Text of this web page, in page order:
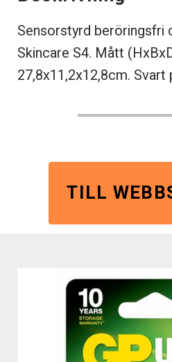
Sensorstyrd beröringsfri
Skincare S4. Mått
27,8x11,2x12,8cm. Svart
TILL